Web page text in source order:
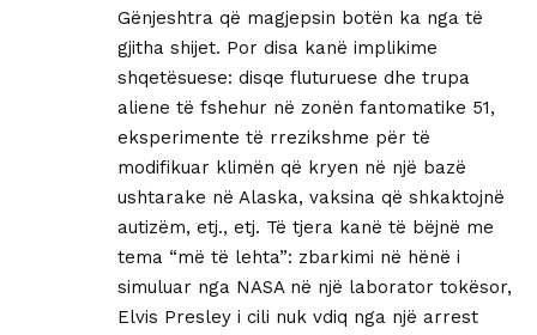
Gënjeshtra që magjepsin botën ka nga të
gjitha shijet. Por disa kanë implikime
shqetësuese: disqe fluturuese dhe trupa
aliene të fshehur në zonën fantomatike 51,
eksperimente të rrezikshme për të
modifikuar klimën që kryen në një bazë
ushtarake në Alaska, vaksina që shkaktojnë
autizëm, etj., etj. Të tjera kanë të bëjnë me
tema “më të lehta”: zbarkimi në hënë i
simuluar nga NASA në një laborator tokësor,
Elvis Presley i cili nuk vdiq nga një arrest